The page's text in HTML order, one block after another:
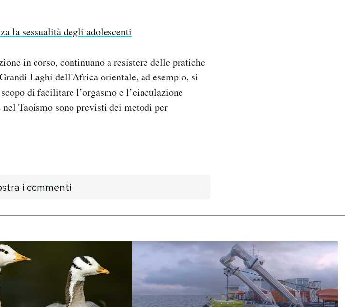
la sessualità degli adolescenti
in corso, continuano a resistere delle pratiche
Laghi dell’Africa orientale, ad esempio, si
di facilitare l’orgasmo e l’eiaculazione
Taoismo sono previsti dei metodi per
i commenti